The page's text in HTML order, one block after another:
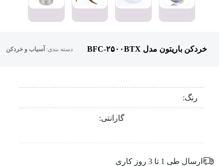
خردکن باریتون مدل BFC-۲۵۰۰BTX دسته بندی:آسیاب و خردکن
رنگ:
گارانتی:
ارسال طی 1 تا 3 روز کاری